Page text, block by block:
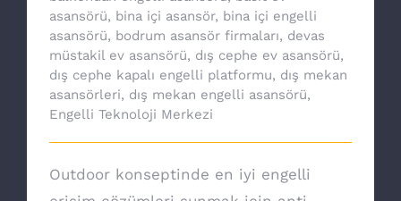
asansörü, bina içi asansör, bina içi engelli
asansörü, bodrum asansör firmaları, devas
müstakil ev asansörü, dış cephe ev asansörü,
dış cephe kapalı engelli platformu, dış mekan
asansörleri, dış mekan engelli asansörü,
Engelli Teknoloji Merkezi
Outdoor konseptinde en iyi engelli